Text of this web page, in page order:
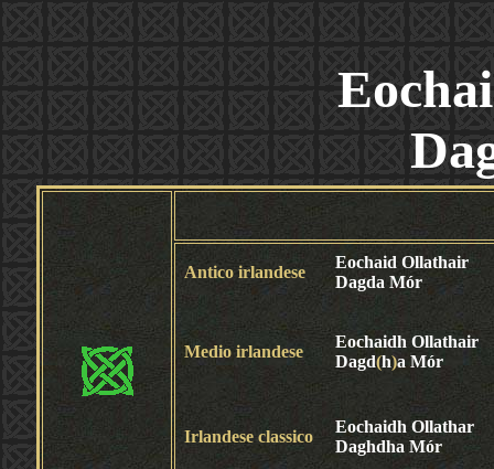
Antico irlandese
Eochaid Ollathair
Dagda Mór
Medio irlandese
Eochaidh Ollathair
Dagd(h)a Mór
Irlandese classico
Eochaidh Ollathar
Daghdha Mór